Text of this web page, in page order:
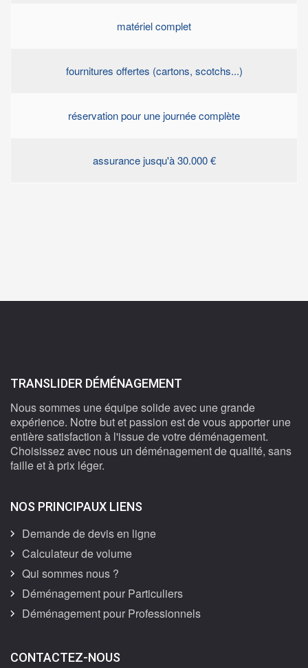
matériel complet
fournitures offertes (cartons, scotchs...)
réservation pour une journée complète
assurance jusqu'à 30.000 €
TRANSLIDER DÉMÉNAGEMENT
Nous sommes une équipe solide avec une grande
expérience. Notre but et passion est de vous apporter une
entière satisfaction à l'issue de votre déménagement.
Choisissez avec nous un déménagement de qualité, sans
faille et à prix léger.
NOS PRINCIPAUX LIENS
Demande de devis en ligne
Calculateur de volume
Qui sommes nous ?
Déménagement pour Particuliers
Déménagement pour Professionnels
CONTACTEZ-NOUS